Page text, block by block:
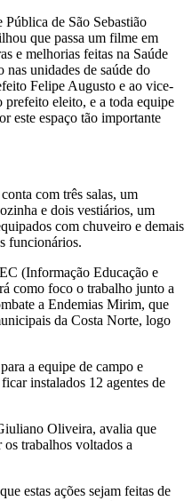
Pública de São Sebastião
que passa um filme em
e melhorias feitas na Saúde
unidades de saúde do
Felipe Augusto e ao vice-
eleito, e a toda equipe
este espaço tão importante
com três salas, um
e dois vestiários, um
com chuveiro e demais
funcionários.
(Informação Educação e
como foco o trabalho junto a
a Endemias Mirim, que
da Costa Norte, logo
a equipe de campo e
instalados 12 agentes de
Oliveira, avalia que
trabalhos voltados a
estas ações sejam feitas de